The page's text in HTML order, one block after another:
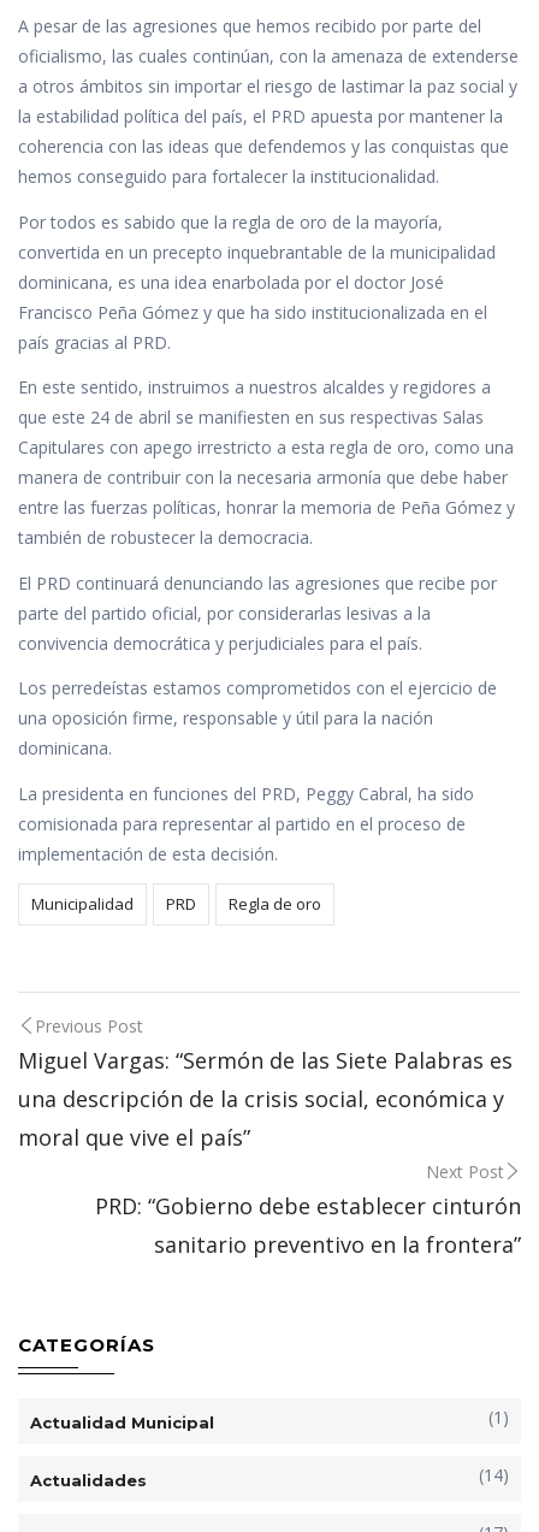
A pesar de las agresiones que hemos recibido por parte del
oficialismo, las cuales continúan, con la amenaza de extenderse
a otros ámbitos sin importar el riesgo de lastimar la paz social y
la estabilidad política del país, el PRD apuesta por mantener la
coherencia con las ideas que defendemos y las conquistas que
hemos conseguido para fortalecer la institucionalidad.
Por todos es sabido que la regla de oro de la mayoría,
convertida en un precepto inquebrantable de la municipalidad
dominicana, es una idea enarbolada por el doctor José
Francisco Peña Gómez y que ha sido institucionalizada en el
país gracias al PRD.
En este sentido, instruimos a nuestros alcaldes y regidores a
que este 24 de abril se manifiesten en sus respectivas Salas
Capitulares con apego irrestricto a esta regla de oro, como una
manera de contribuir con la necesaria armonía que debe haber
entre las fuerzas políticas, honrar la memoria de Peña Gómez y
también de robustecer la democracia.
El PRD continuará denunciando las agresiones que recibe por
parte del partido oficial, por considerarlas lesivas a la
convivencia democrática y perjudiciales para el país.
Los perredeístas estamos comprometidos con el ejercicio de
una oposición firme, responsable y útil para la nación
dominicana.
La presidenta en funciones del PRD, Peggy Cabral, ha sido
comisionada para representar al partido en el proceso de
implementación de esta decisión.
Municipalidad PRD Regla de oro
Post
navigation
Previous Post
Miguel Vargas: “Sermón de las Siete Palabras es
una descripción de la crisis social, económica y
moral que vive el país”
Next Post
PRD: “Gobierno debe establecer cinturón
sanitario preventivo en la frontera”
CATEGORÍAS
Actualidad Municipal (1)
Actualidades (14)